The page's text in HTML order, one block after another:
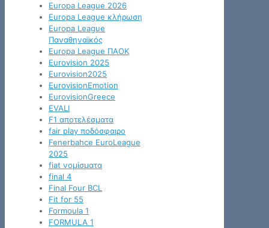
Europa League 2026
Europa League κλήρωση
Europa League
Παναθηναϊκός
Europa League ΠΑΟΚ
Eurovision 2025
Eurovision2025
EurovisionEmotion
EurovisionGreece
EVALI
F1 αποτελέσματα
fair play ποδόσφαιρο
Fenerbahce EuroLeague
2025
fiat νομίσματα
final 4
Final Four BCL
Fit for 55
Formoula 1
FORMULA 1